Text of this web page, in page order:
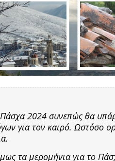
Πάσχα 2024 συνεπώς θα
για τον καιρό. Ωστόσο
τα μερομήνια για το